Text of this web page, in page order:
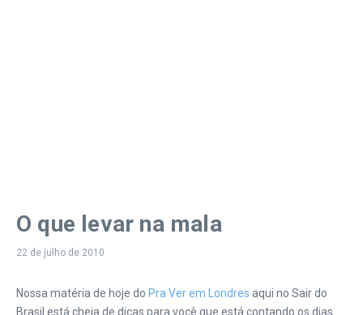
O que levar na mala
22 de julho de 2010
Nossa matéria de hoje do Pra Ver em Londres aqui no Sair do
Brasil está cheia de dicas para você que está contando os dias